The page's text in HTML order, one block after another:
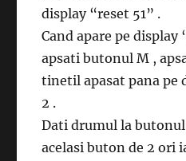
display “reset 51” .
Cand apare pe display
apsati butonul M ,
tinetil apasat pana pe
2 .
Dati drumul la
acelasi buton de 2 ori